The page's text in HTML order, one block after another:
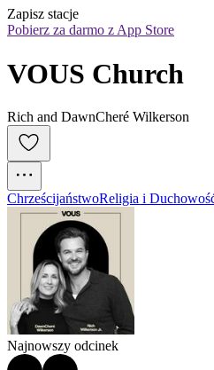
Zapisz stacje
Pobierz za darmo z App Store
VOUS Church
Rich and DawnCheré Wilkerson
ChrześcijaństwoReligia i
Najnowszy odcinek